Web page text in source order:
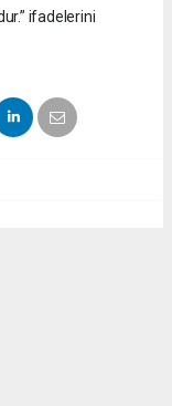
ifadelerini